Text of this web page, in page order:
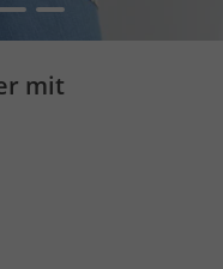
5 6
mit